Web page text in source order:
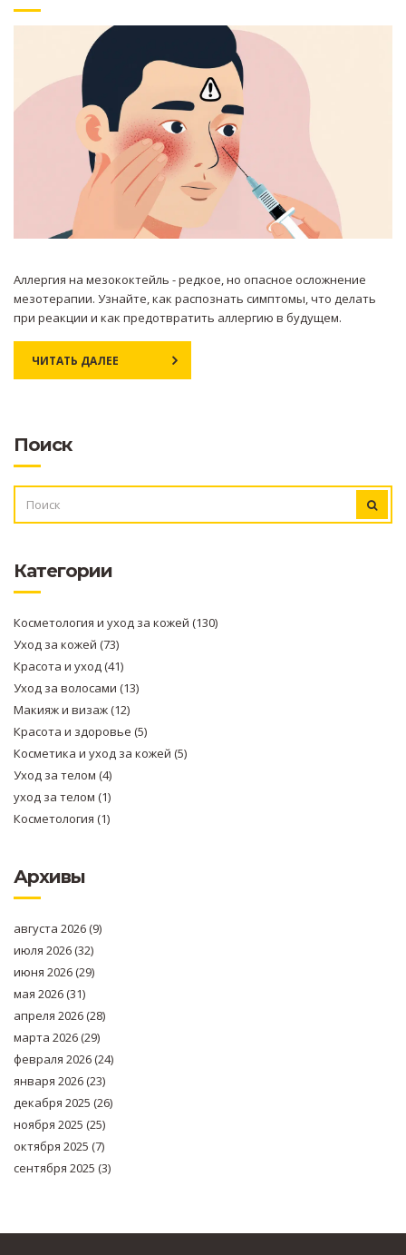
Аллергия на мезококтейль - редкое, но опасное осложнение
мезотерапии. Узнайте, как распознать симптомы, что делать
при реакции и как предотвратить аллергию в будущем.
ЧИТАТЬ ДАЛЕЕ
Поиск
Категории
Косметология и уход за кожей (130)
Уход за кожей (73)
Красота и уход(41)
Уход за волосами (13)
Макияж и визаж(12)
Красота и здоровье (5)
Косметика и уход за кожей (5)
Уход за телом (4)
уход за телом (1)
Косметология (1)
Архивы
августа 2026(9)
июля 2026(32)
июня 2026(29)
мая 2026(31)
апреля 2026(28)
марта 2026(29)
февраля 2026(24)
января 2026(23)
декабря 2025 (26)
ноября 2025 (25)
октября 2025 (7)
сентября 2025 (3)